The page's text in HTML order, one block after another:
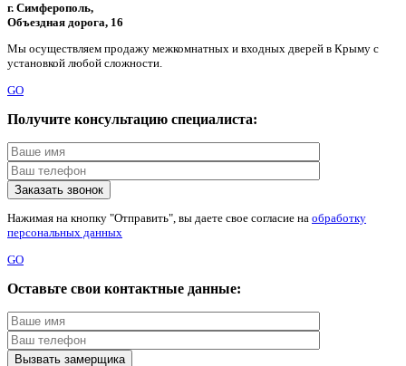
г. Симферополь,
Объездная дорога, 16
Мы осуществляем продажу межкомнатных и входных дверей в Крыму с
установкой любой сложности.
GO
Получите консультацию специалиста:
Нажимая на кнопку "Отправить", вы даете свое согласие на обработку
персональных данных
GO
Оставьте свои контактные данные: